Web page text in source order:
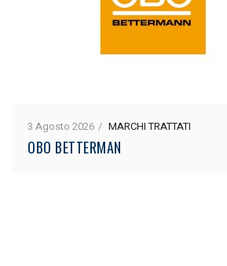
3 Agosto 2026 MARCHI TRATTATI
OBO BETTERMAN